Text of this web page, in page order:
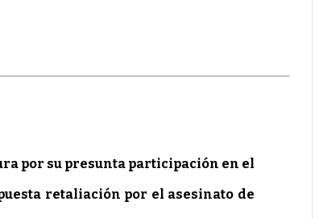
por su presunta participación en el
retaliación por el asesinato de